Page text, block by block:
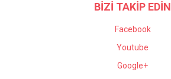
BİZİ TAKİP EDİN
Facebook
Youtube
Google+